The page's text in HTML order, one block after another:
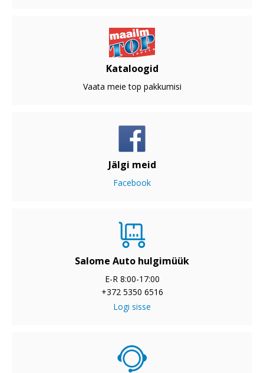
Kataloogid
Vaata meie top pakkumisi
Jälgi meid
Facebook
Salome Auto hulgimüük
E-R 8:00-17:00
+372 5350 6516
Logi sisse